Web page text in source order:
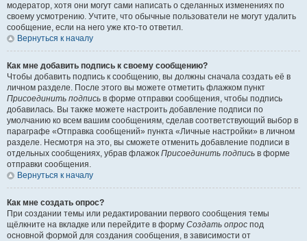
модератор, хотя они могут сами написать о сделанных изменениях по
своему усмотрению. Учтите, что обычные пользователи не могут удалить
сообщение, если на него уже кто-то ответил.
Вернуться к началу
Как мне добавить подпись к своему сообщению?
Чтобы добавить подпись к сообщению, вы должны сначала создать её в
личном разделе. После этого вы можете отметить флажком пункт
Присоединить подпись в форме отправки сообщения, чтобы подпись
добавилась. Вы также можете настроить добавление подписи по
умолчанию ко всем вашим сообщениям, сделав соответствующий выбор в
параграфе «Отправка сообщений» пункта «Личные настройки» в личном
разделе. Несмотря на это, вы сможете отменить добавление подписи в
отдельных сообщениях, убрав флажок Присоединить подпись в форме
отправки сообщения.
Вернуться к началу
Как мне создать опрос?
При создании темы или редактировании первого сообщения темы
щёлкните на вкладке или перейдите в форму Создать опрос под
основной формой для создания сообщения, в зависимости от